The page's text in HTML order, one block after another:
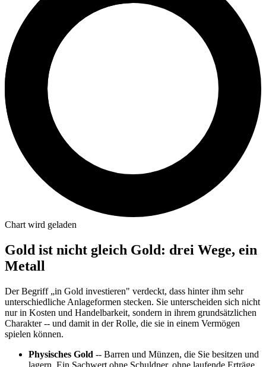
Chart wird geladen
Gold ist nicht gleich Gold: drei Wege, ein
Metall
Der Begriff „in Gold investieren" verdeckt, dass hinter ihm sehr
unterschiedliche Anlageformen stecken. Sie unterscheiden sich nicht
nur in Kosten und Handelbarkeit, sondern in ihrem grundsätzlichen
Charakter -- und damit in der Rolle, die sie in einem Vermögen
spielen können.
Physisches Gold -- Barren und Münzen, die Sie besitzen und
lagern. Ein Sachwert ohne Schuldner, ohne laufende Erträge,